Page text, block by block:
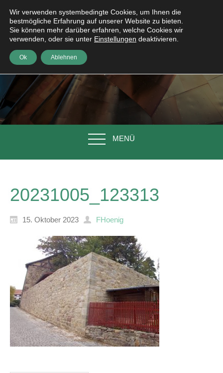
MENÜ
20231005_123313
15. Oktober 2023 FHoenig
Wir verwenden systembedingte Cookies, um Ihnen die
bestmögliche Erfahrung auf unserer Website zu bieten.
Sie können mehr darüber erfahren, welche Cookies wir
verwenden, oder sie unter Einstellungen deaktivieren.
Ok Ablehnen